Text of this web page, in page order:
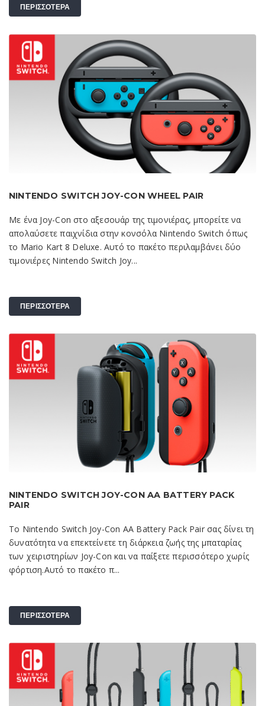
ΠΕΡΙΣΣΟΤΕΡΑ
NINTENDO SWITCH JOY-CON WHEEL PAIR
Με ένα Joy-Con στο αξεσουάρ της τιμονιέρας, μπορείτε να
απολαύσετε παιχνίδια στην κονσόλα Nintendo Switch όπως
το Mario Kart 8 Deluxe. Αυτό το πακέτο περιλαμβάνει δύο
τιμονιέρες Nintendo Switch Joy...
ΠΕΡΙΣΣΟΤΕΡΑ
NINTENDO SWITCH JOY-CON AA BATTERY PACK
PAIR
Το Nintendo Switch Joy-Con AA Battery Pack Pair σας δίνει τη
δυνατότητα να επεκτείνετε τη διάρκεια ζωής της μπαταρίας
των χειριστηρίων Joy-Con και να παίξετε περισσότερο χωρίς
φόρτιση.Αυτό το πακέτο π...
ΠΕΡΙΣΣΟΤΕΡΑ